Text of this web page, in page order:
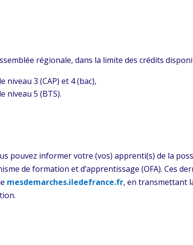
régionale, dans la limite des crédits
3 (CAP) et 4 (bac),
niveau 5 (BTS).
pouvez informer votre (vos) apprenti(s) de la
de formation et d’apprentissage (OFA). Ces
mesdemarches.iledefrance.fr, en transmettant